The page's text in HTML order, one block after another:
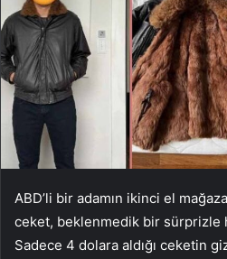
ABD’li bir adamın ikinci el
ceket, beklenmedik bir sürprizle
Sadece 4 dolara aldığı ceketin